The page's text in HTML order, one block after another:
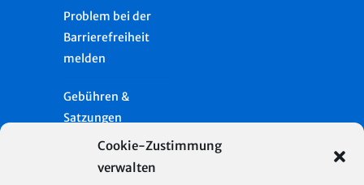
Cookie-Zustimmung
verwalten
Problem bei der
Barrierefreiheit
melden
Gebühren &
Satzungen